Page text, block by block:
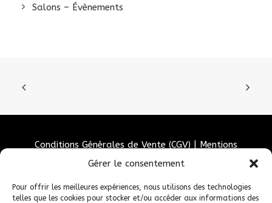
Gérer le consentement
Pour offrir les meilleures expériences, nous utilisons des technologies
telles que les cookies pour stocker et/ou accéder aux informations des
Salons – Évènements
Conditions Générales de Vente (CGV)
Mentions
Politique de confidentialité